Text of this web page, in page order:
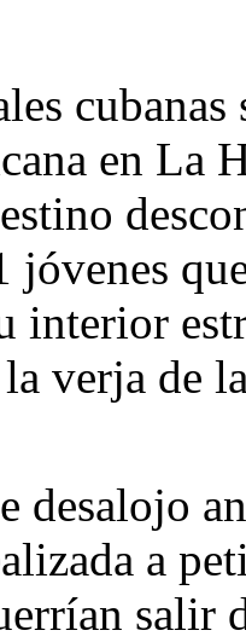
cubanas
en La
jóvenes
interior
verja de
desalojo
a
salir